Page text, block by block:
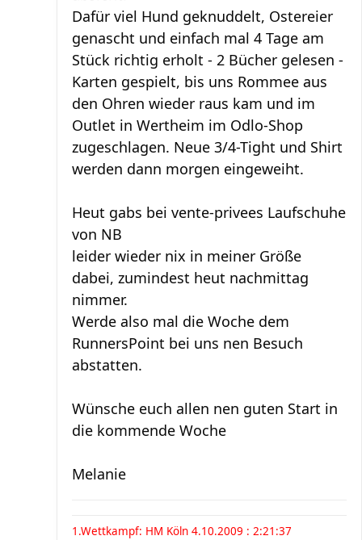
Dafür viel Hund geknuddelt, Ostereier
genascht und einfach mal 4 Tage am
Stück richtig erholt - 2 Bücher gelesen -
Karten gespielt, bis uns Rommee aus
den Ohren wieder raus kam und im
Outlet in Wertheim im Odlo-Shop
zugeschlagen. Neue 3/4-Tight und Shirt
werden dann morgen eingeweiht.
Heut gabs bei vente-privees Laufschuhe
von NB
leider wieder nix in meiner Größe
dabei, zumindest heut nachmittag
nimmer.
Werde also mal die Woche dem
RunnersPoint bei uns nen Besuch
abstatten.
Wünsche euch allen nen guten Start in
die kommende Woche
Melanie
1.Wettkampf: HM Köln 4.10.2009 : 2:21:37